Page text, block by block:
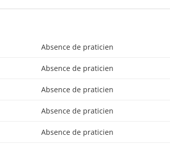
Absence de praticien
Absence de praticien
Absence de praticien
Absence de praticien
Absence de praticien